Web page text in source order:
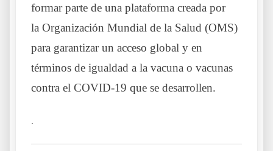
formar parte de una plataforma creada por
la Organización Mundial de la Salud (OMS)
para garantizar un acceso global y en
términos de igualdad a la vacuna o vacunas
contra el COVID-19 que se desarrollen.